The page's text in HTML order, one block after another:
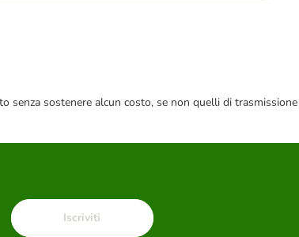
sostenere alcun costo, se non quelli di trasmissione
Iscriviti